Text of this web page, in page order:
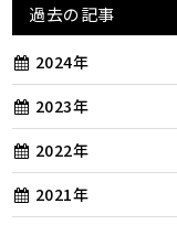
過去の記事
2024年
2023年
2022年
2021年